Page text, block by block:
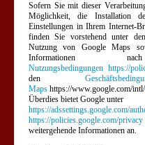
Sofern Sie mit dieser
Möglichkeit, die Installation
Einstellungen in Ihrem Internet-
finden Sie vorstehend unter
Nutzung von Google Maps
Nutzungsbedingungen https://
den
Maps https://www.google.com/
Überdies bietet Google unter
https://adssettings.google.com/
https://policies.google.com/privacy
weitergehende Informationen an.